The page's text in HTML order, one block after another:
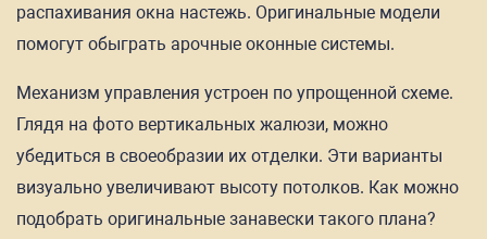
распахивания окна настежь. Оригинальные модели
помогут обыграть арочные оконные системы.
Механизм управления устроен по упрощенной схеме.
Глядя на фото вертикальных жалюзи, можно
убедиться в своеобразии их отделки. Эти варианты
визуально увеличивают высоту потолков. Как можно
подобрать оригинальные занавески такого плана?